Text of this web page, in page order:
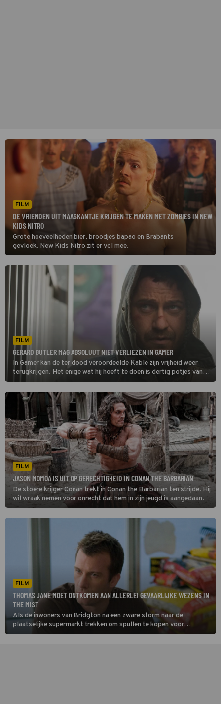
FILM
DE VRIENDEN UIT MAASKANTJE KRIJGEN TE MAKEN MET ZOMBIES IN NEW
KIDS NITRO
Grote hoeveelheden bier, broodjes bapao en Brabants
gevloek. New Kids Nitro zit er vol mee.
FILM
GERARD BUTLER MAG ABSOLUUT NIET VERLIEZEN IN GAMER
In Gamer kan de ter dood veroordeelde Kable zijn vrijheid weer
terugkrijgen. Het enige wat hij hoeft te doen is dertig potjes van
een computergame winnen.
FILM
JASON MOMOA IS UIT OP GERECHTIGHEID IN CONAN THE BARBARIAN
De stoere krijger Conan trekt in Conan the Barbarian ten strijde. Hij
wil wraak nemen voor onrecht dat hem in zijn jeugd is aangedaan.
FILM
THOMAS JANE MOET ONTKOMEN AAN ALLERLEI GEVAARLIJKE WEZENS IN
THE MIST
Als de inwoners van Bridgton na een zware storm naar de
plaatselijke supermarkt trekken om spullen te kopen voor
reparaties, komt er een dichte mist opzetten. Die mist blijkt in The